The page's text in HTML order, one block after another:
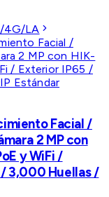
4G/LA
Facial /
2 MP con
y WiFi /
3,000 Huellas /